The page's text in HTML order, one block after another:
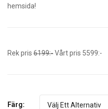
hemsida!
Rek pris 6199:-Vårt pris 5599:-
Färg: